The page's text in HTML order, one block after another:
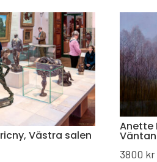
Västra salen
Anette
Väntan
3800 kr